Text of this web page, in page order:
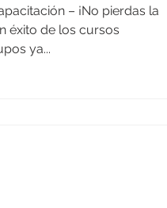
– ¡No pierdas la
éxito de los cursos
ya...